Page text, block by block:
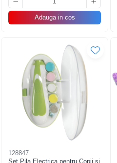
Adauga in cos
128847
Set Pila Electrica pentru Copii si